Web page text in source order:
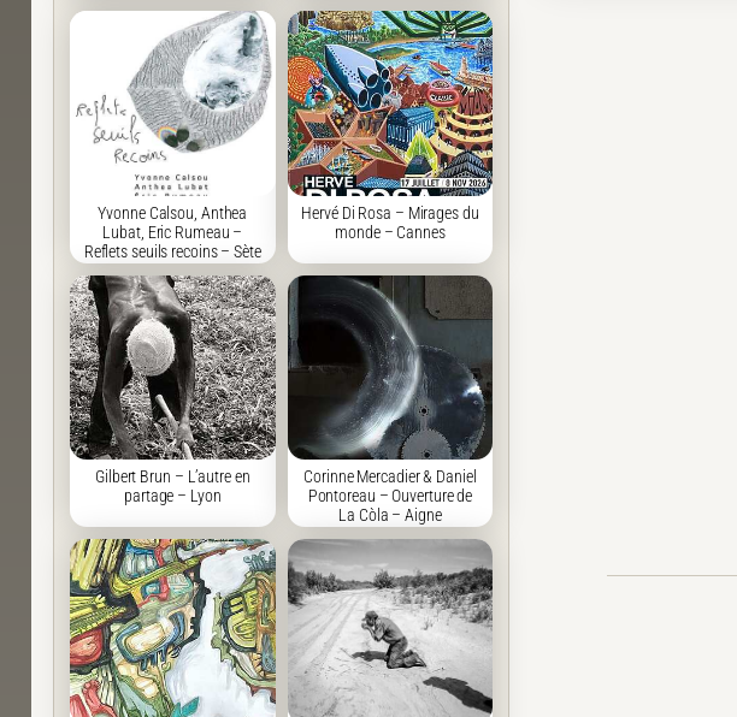
Yvonne Calsou, Anthea
Lubat, Eric Rumeau –
Reflets seuils recoins – Sète
Hervé Di Rosa – Mirages du
monde – Cannes
Gilbert Brun – L’autre en
partage – Lyon
Corinne Mercadier & Daniel
Pontoreau – Ouverture de
La Còla – Aigne